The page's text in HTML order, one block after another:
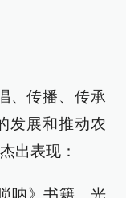
、传播、传承
发展和推动农
出表现：
呐》书籍、光